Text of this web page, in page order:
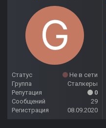
Статус
Не в сети
Группа
Сталкеры
Репутация
0
Сообщений
29
Регистрация
08.09.2020